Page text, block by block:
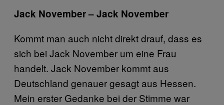
Jack November – Jack November
Kommt man auch nicht direkt drauf, dass es
sich bei Jack November um eine Frau
handelt. Jack November kommt aus
Deutschland genauer gesagt aus Hessen.
Mein erster Gedanke bei der Stimme war